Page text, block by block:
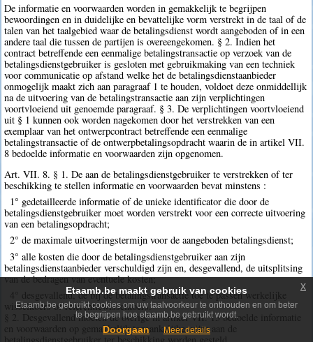
De informatie en voorwaarden worden in gemakkelijk te begrijpen
bewoordingen en in duidelijke en bevattelijke vorm verstrekt in de taal of de
talen van het taalgebied waar de betalingsdienst wordt aangeboden of in een
andere taal die tussen de partijen is overeengekomen. § 2. Indien het
contract betreffende een eenmalige betalingstransactie op verzoek van de
betalingsdienstgebruiker is gesloten met gebruikmaking van een techniek
voor communicatie op afstand welke het de betalingsdienstaanbieder
onmogelijk maakt zich aan paragraaf 1 te houden, voldoet deze onmiddellijk
na de uitvoering van de betalingstransactie aan zijn verplichtingen
voortvloeiend uit genoemde paragraaf. § 3. De verplichtingen voortvloeiend
uit § 1 kunnen ook worden nagekomen door het verstrekken van een
exemplaar van het ontwerpcontract betreffende een eenmalige
betalingstransactie of de ontwerpbetalingsopdracht waarin de in artikel VII.
8 bedoelde informatie en voorwaarden zijn opgenomen.
Art. VII. 8. § 1. De aan de betalingsdienstgebruiker te verstrekken of ter
beschikking te stellen informatie en voorwaarden bevat minstens :
1° gedetailleerde informatie of de unieke identificator die door de
betalingsdienstgebruiker moet worden verstrekt voor een correcte uitvoering
van een betalingsopdracht;
2° de maximale uitvoeringstermijn voor de aangeboden betalingsdienst;
3° alle kosten die door de betalingsdienstgebruiker aan zijn
betalingsdienstaanbieder verschuldigd zijn en, desgevallend, de uitsplitsing
van de bedragen van eventuele kosten;
4° desgevallend, de bij de betalingstransactie toe te passen werkelijke
wisselkoers of referentiewisselkoers.
§ 2. Desgevallend moeten de overige in artikel VII. 13 bedoelde informatie
en voorwaarden op gemakkelijk toegankelijke wijze aan de
betalingsdienstgebruiker ter beschikking worden gesteld.
Etaamb.be maakt gebruik van cookies
Etaamb.be gebruikt cookies om uw taalvoorkeur te onthouden en om beter
te begrijpen hoe etaamb.be gebruikt wordt.
Doorgaan Meer details
x